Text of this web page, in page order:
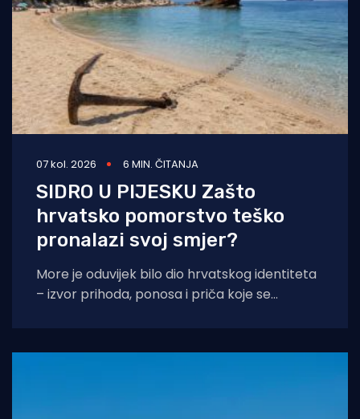
07 kol. 2026 6 MIN. ČITANJA
SIDRO U PIJESKU Zašto
hrvatsko pomorstvo teško
pronalazi svoj smjer?
More je oduvijek bilo dio hrvatskog identiteta
– izvor prihoda, ponosa i priča koje se